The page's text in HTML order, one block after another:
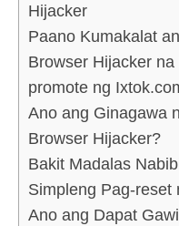
Hijacker
Paano Kumakalat
Browser Hijacker na
promote ng
Ano ang Ginagawa
Browser Hijacker?
Bakit Madalas
Simpleng Pag-reset
Ano ang Dapat